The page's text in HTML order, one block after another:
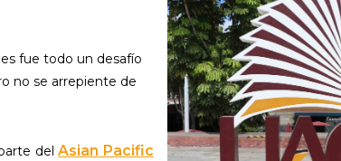
fue todo un desafío
no se arrepiente de
delAsian Pacific